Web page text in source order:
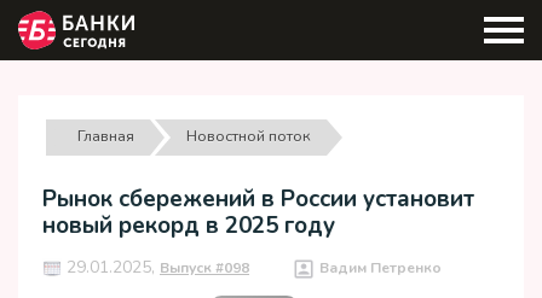
Главная Новостной поток
Рынок сбережений в России установит
новый рекорд в 2025 году
29.01.2025, Выпуск #098 Вадим Петренко